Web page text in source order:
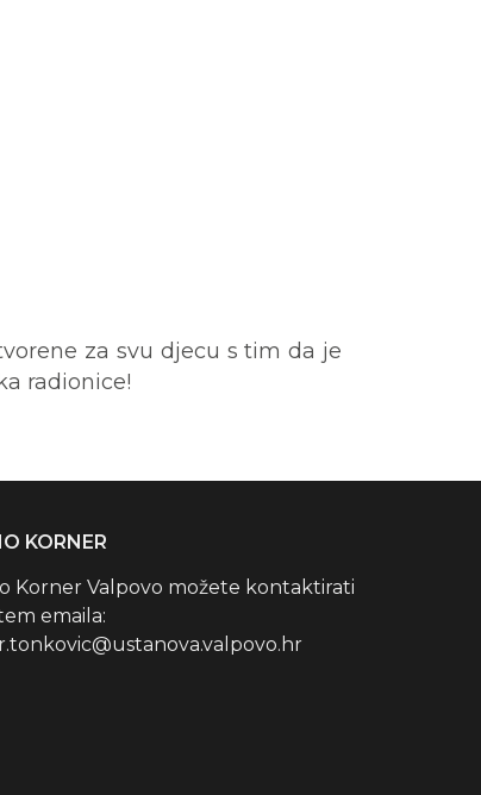
za svu djecu s tim da je
radionice!
KORNER
Korner Valpovo možete kontaktirati
emaila: